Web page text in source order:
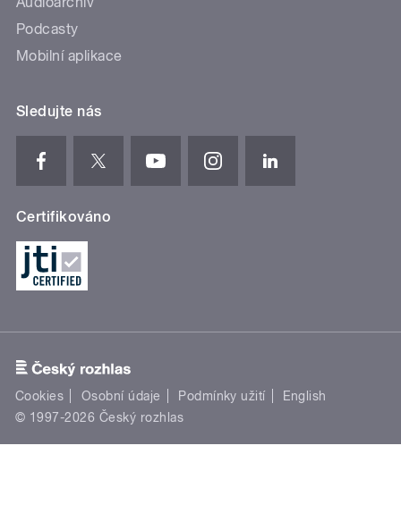
Podcasty
Mobilní aplikace
Sledujte nás
Certifikováno
Cookies Osobní údaje Podmínky užití
English
© 1997-2026 Český rozhlas